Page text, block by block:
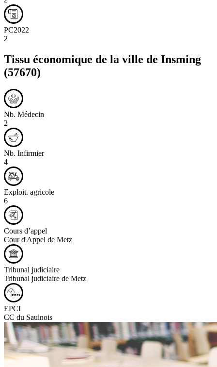
PC2022
2
Tissu économique de la ville de Insming
(57670)
Nb. Médecin
2
Nb. Infirmier
4
Exploit. agricole
6
Cours d’appel
Cour d'Appel de Metz
Tribunal judiciaire
Tribunal judiciaire de Metz
EPCI
CC du Saulnois